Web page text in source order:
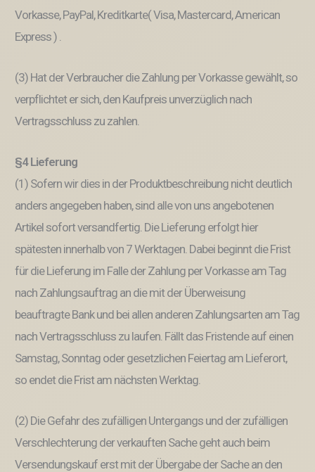
Vorkasse, PayPal, Kreditkarte( Visa, Mastercard, American
Express ) .
(3) Hat der Verbraucher die Zahlung per Vorkasse gewählt, so
verpflichtet er sich, den Kaufpreis unverzüglich nach
Vertragsschluss zu zahlen.
§4 Lieferung
(1) Sofern wir dies in der Produktbeschreibung nicht deutlich
anders angegeben haben, sind alle von uns angebotenen
Artikel sofort versandfertig. Die Lieferung erfolgt hier
spätesten innerhalb von 7 Werktagen. Dabei beginnt die Frist
für die Lieferung im Falle der Zahlung per Vorkasse am Tag
nach Zahlungsauftrag an die mit der Überweisung
beauftragte Bank und bei allen anderen Zahlungsarten am Tag
nach Vertragsschluss zu laufen. Fällt das Fristende auf einen
Samstag, Sonntag oder gesetzlichen Feiertag am Lieferort,
so endet die Frist am nächsten Werktag.
(2) Die Gefahr des zufälligen Untergangs und der zufälligen
Verschlechterung der verkauften Sache geht auch beim
Versendungskauf erst mit der Übergabe der Sache an den